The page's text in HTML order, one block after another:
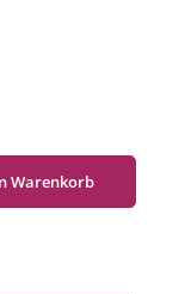
die Schaltflächen um
Warenkorb